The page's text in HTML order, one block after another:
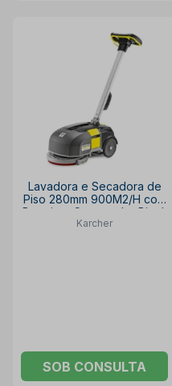
Lavadora e Secadora de
Piso 280mm 900M2/H com
Bateria e Carregador Bivolt
BD 30/4 C KARCHER
Karcher
SOB CONSULTA